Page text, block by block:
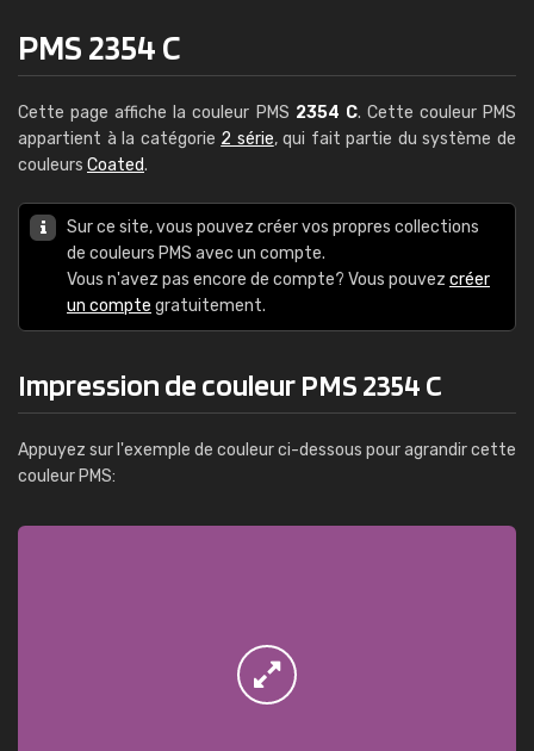
PMS 2354 C
Cette page affiche la couleur PMS 2354 C. Cette couleur PMS
appartient à la catégorie 2 série, qui fait partie du système de
couleurs Coated.
Sur ce site, vous pouvez créer vos propres collections
de couleurs PMS avec un compte.
Vous n'avez pas encore de compte? Vous pouvez créer
un compte gratuitement.
Impression de couleur PMS 2354 C
Appuyez sur l'exemple de couleur ci-dessous pour agrandir cette
couleur PMS: